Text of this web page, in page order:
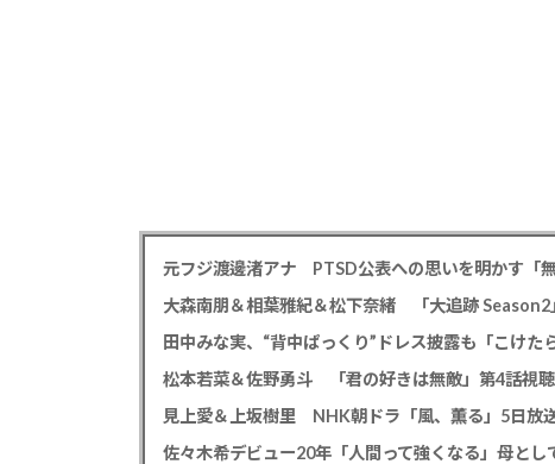
大森南朋＆相葉雅紀＆松下奈緒 「大追跡 Season2
田中みな実、“背中ぱっくり”ドレス披露も「こけ
松本若菜＆佐野勇斗 「君の好きは無敵」第4話視
見上愛＆上坂樹里 NHK朝ドラ「風、薫る」5日放
佐々木希デビュー20年「人間って強くなる」母とし